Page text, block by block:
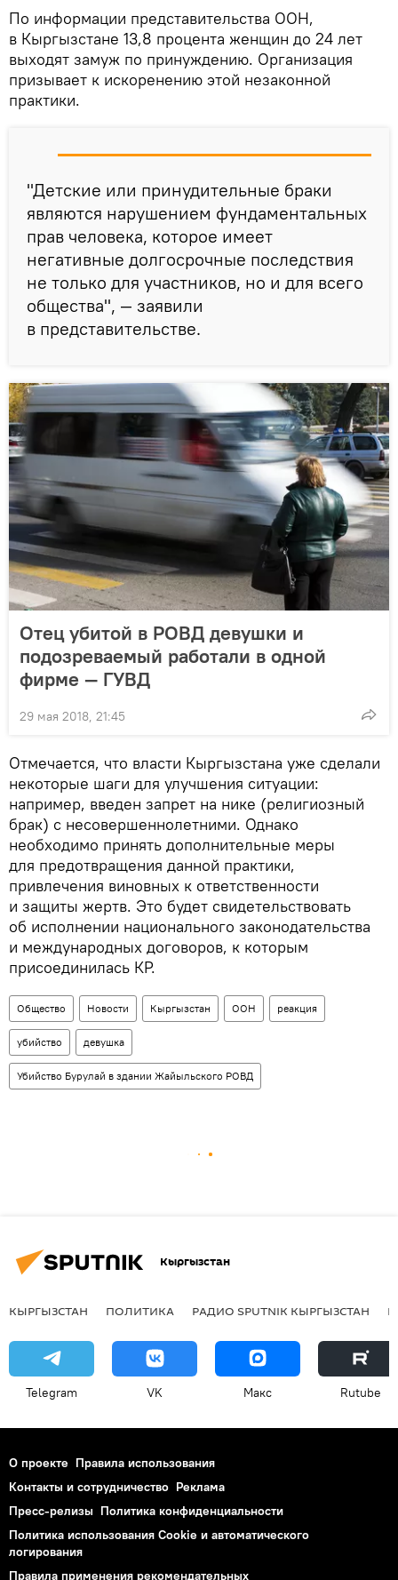
По информации представительства ООН,
в Кыргызстане 13,8 процента женщин до 24 лет
выходят замуж по принуждению. Организация
призывает к искоренению этой незаконной
практики.
"Детские или принудительные браки
являются нарушением фундаментальных
прав человека, которое имеет
негативные долгосрочные последствия
не только для участников, но и для всего
общества", — заявили
в представительстве.
Отец убитой в РОВД девушки и
подозреваемый работали в одной
фирме — ГУВД
29 мая 2018, 21:45
Отмечается, что власти Кыргызстана уже сделали
некоторые шаги для улучшения ситуации:
например, введен запрет на нике (религиозный
брак) с несовершеннолетними. Однако
необходимо принять дополнительные меры
для предотвращения данной практики,
привлечения виновных к ответственности
и защиты жертв. Это будет свидетельствовать
об исполнении национального законодательства
и международных договоров, к которым
присоединилась КР.
Общество Новости Кыргызстан ООН реакция
убийство девушка
Убийство Бурулай в здании Жайыльского РОВД
Кыргызстан
КЫРГЫЗСТАН ПОЛИТИКА РАДИО SPUTNIK КЫРГЫЗСТАН
Telegram VK Макс Rutube
О проекте Правила использования
Контакты и сотрудничество Реклама
Пресс-релизы Политика конфиденциальности
Политика использования Cookie и автоматического
логирования
Правила применения рекомендательных